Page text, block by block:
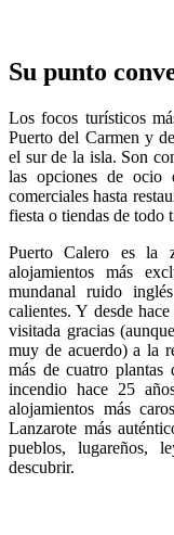
Su punto
Los focos turísticos
Puerto del Carmen y
el sur de la isla. Son
las opciones de ocio
comerciales hasta
fiesta o tiendas de todo
Puerto Calero es la
alojamientos más
mundanal ruido
calientes. Y desde
visitada gracias
muy de acuerdo) a la
más de cuatro
incendio hace 25
alojamientos más
Lanzarote más
pueblos, lugareños,
descubrir.